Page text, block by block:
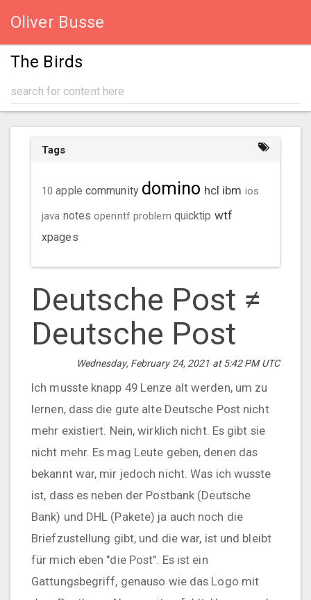
Oliver Busse
The Birds
Tags
10 apple community domino hcl ibm ios
java notes openntf problem quicktip wtf
xpages
Deutsche Post ≠
Deutsche Post
Wednesday, February 24, 2021 at 5:42 PM UTC
Ich musste knapp 49 Lenze alt werden, um zu
lernen, dass die gute alte Deutsche Post nicht
mehr existiert. Nein, wirklich nicht. Es gibt sie
nicht mehr. Es mag Leute geben, denen das
bekannt war, mir jedoch nicht. Was ich wusste
ist, dass es neben der Postbank (Deutsche
Bank) und DHL (Pakete) ja auch noch die
Briefzustellung gibt, und die war, ist und bleibt
für mich eben "die Post". Es ist ein
Gattungsbegriff, genauso wie das Logo mit